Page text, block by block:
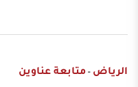
الرياض - متابعة عناوين